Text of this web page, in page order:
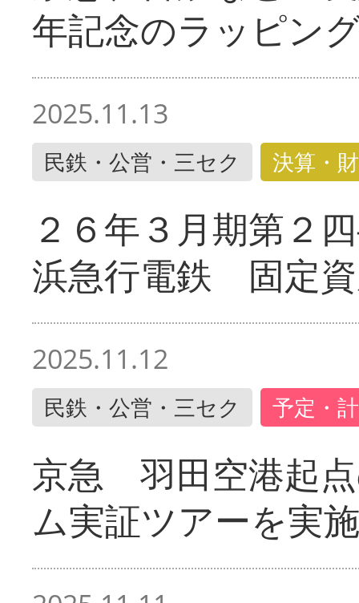
年記念のラッピン
2025.11.13
民鉄・公営・三セク 決算・
２６年３月期第２
浜急行電鉄 固定
2025.11.12
民鉄・公営・三セク 予定・
京急 羽田空港起
ム実証ツアーを実施